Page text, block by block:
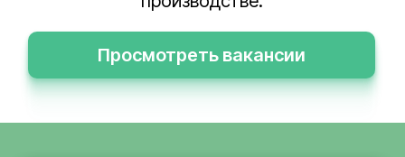
Просмотреть вакансии